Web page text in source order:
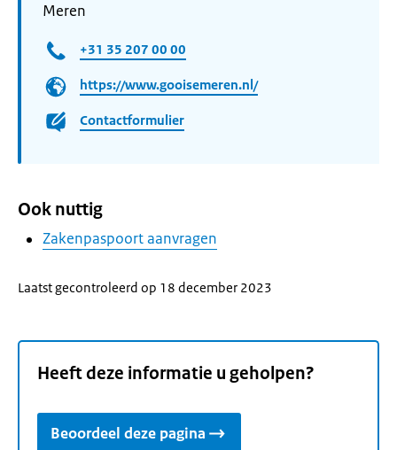
Meren
+31 35 207 00 00
https://www.gooisemeren.nl/
Contactformulier
Ook nuttig
Zakenpaspoort aanvragen
Laatst gecontroleerd op 18 december 2023
Heeft deze informatie u geholpen?
Beoordeel deze pagina